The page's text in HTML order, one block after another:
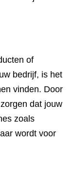
of
bedrijf, is het
vinden. Door
dat jouw
zoals
wordt voor